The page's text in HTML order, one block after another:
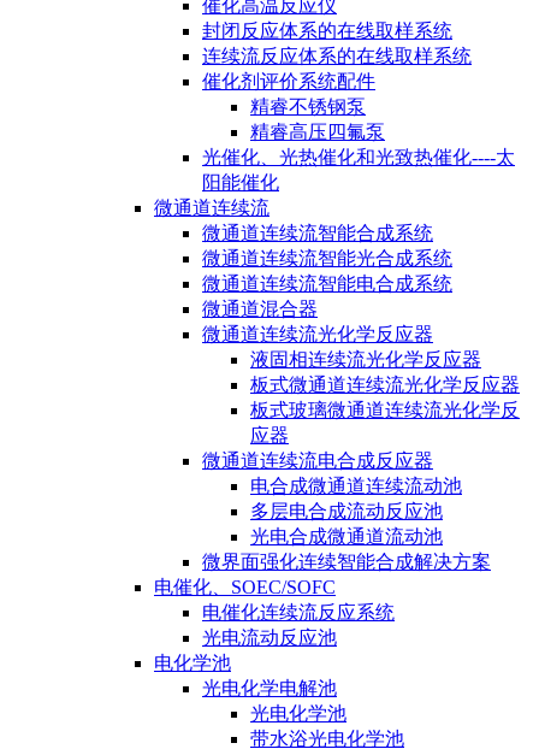
催化高温反应仪
封闭反应体系的在线取样系统
连续流反应体系的在线取样系统
催化剂评价系统配件
精睿不锈钢泵
精睿高压四氟泵
光催化、光热催化和光致热催化----太
阳能催化
微通道连续流
微通道连续流智能合成系统
微通道连续流智能光合成系统
微通道连续流智能电合成系统
微通道混合器
微通道连续流光化学反应器
液固相连续流光化学反应器
板式微通道连续流光化学反应器
板式玻璃微通道连续流光化学反
应器
微通道连续流电合成反应器
电合成微通道连续流动池
多层电合成流动反应池
光电合成微通道流动池
微界面强化连续智能合成解决方案
电催化、SOEC/SOFC
电催化连续流反应系统
光电流动反应池
电化学池
光电化学电解池
光电化学池
带水浴光电化学池